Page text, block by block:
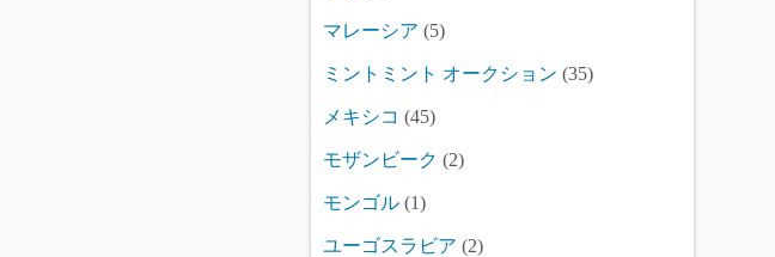
マレーシア (5)
ミントミント オークション (35)
メキシコ (45)
モザンビーク (2)
モンゴル (1)
ユーゴスラビア (2)